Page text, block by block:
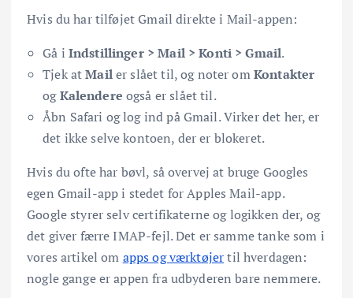
Hvis du har tilføjet Gmail direkte i Mail-appen:
Gå i Indstillinger > Mail > Konti > Gmail.
Tjek atMailer slået til, og noter omKontakter
ogKalendere også er slået til.
Åbn Safari og log ind på Gmail. Virker det her, er
det ikke selve kontoen, der er blokeret.
Hvis du ofte har bøvl, så overvej at bruge Googles
egen Gmail-app i stedet for Apples Mail-app.
Google styrer selv certifikaterne og logikken der, og
det giver færre IMAP-fejl. Det er samme tanke som i
vores artikel om apps og værktøjertil hverdagen:
nogle gange er appen fra udbyderen bare nemmere.